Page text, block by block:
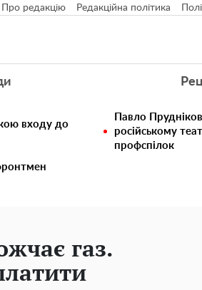
Про редакцію Редакційна політика
входу до
Павло
російському
профспілок
газ.